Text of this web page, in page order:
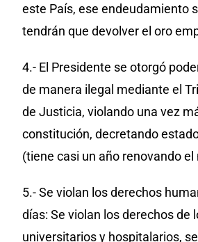
este País, ese endeudamiento
tendrán que devolver el oro
4.- El Presidente se otorgó
de manera ilegal mediante el
de Justicia, violando una vez
constitución, decretando
(tiene casi un año renovando
5.- Se violan los derechos
días: Se violan los derechos de
universitarios y hospitalarios,